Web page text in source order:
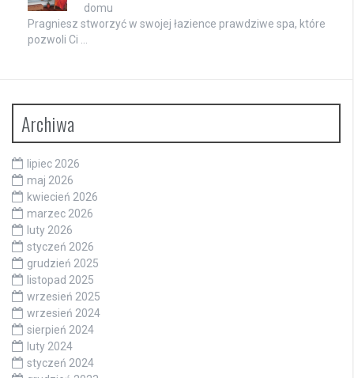
domu
Pragniesz stworzyć w swojej łazience prawdziwe spa, które
pozwoli Ci …
Archiwa
lipiec 2026
maj 2026
kwiecień 2026
marzec 2026
luty 2026
styczeń 2026
grudzień 2025
listopad 2025
wrzesień 2025
wrzesień 2024
sierpień 2024
luty 2024
styczeń 2024